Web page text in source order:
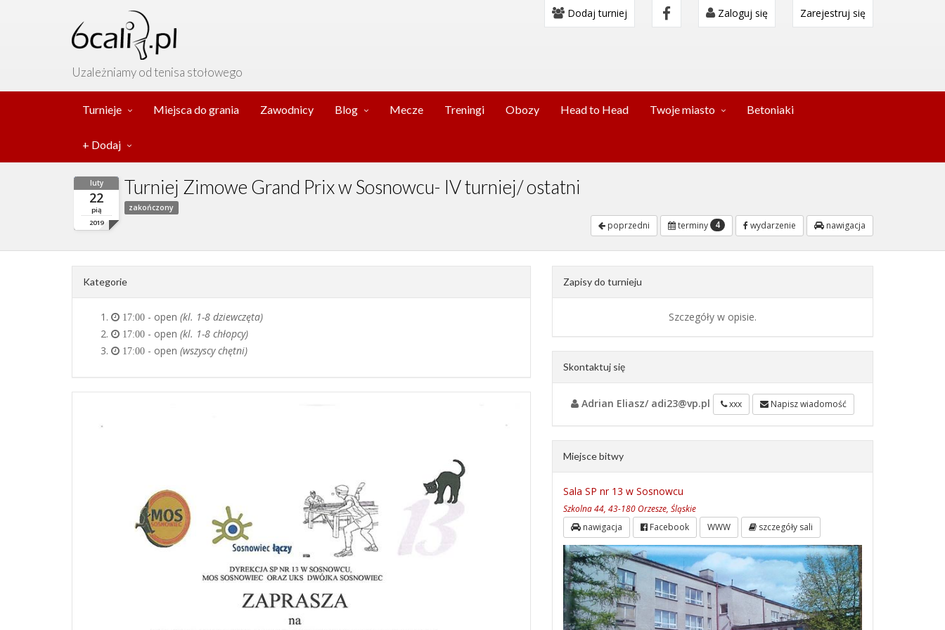
Uzależniamy od tenisa stołowego
Dodaj turniej Zaloguj się Zarejestruj się
Turnieje Miejsca do grania Zawodnicy Blog Mecze Treningi Obozy Head to Head Twoje miasto Betoniaki
+ Dodaj
luty
22
pią
2019
Turniej Zimowe Grand Prix w Sosnowcu- IV turniej/ ostatni
zakończony
poprzedni terminy 4 wydarzenie nawigacja
Kategorie
17:00 - open (kl. 1-8 dziewczęta)
17:00 - open (kl. 1-8 chłopcy)
17:00 - open (wszyscy chętni)
Zapisy do turnieju
Szczegóły w opisie.
Skontaktuj się
Adrian Eliasz/ adi23@vp.pl xxx Napisz wiadomość
Miejsce bitwy
Sala SP nr 13 w Sosnowcu
Szkolna 44, 43-180 Orzesze, Śląskie
nawigacja Facebook WWW szczegóły sali